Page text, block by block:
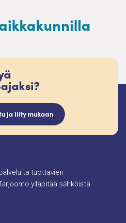
ja liity mukaan
tuottavien
ylläpitää sähköistä